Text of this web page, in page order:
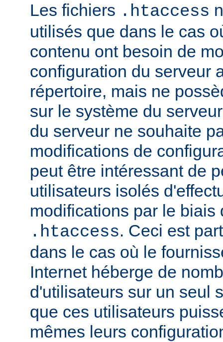
Les fichiers .htaccess
utilisés que dans le cas
contenu ont besoin de
configuration du serveur
répertoire, mais ne
sur le système du
du serveur ne souhaite
modifications de
peut être intéressant de
utilisateurs isolés
modifications par le biais
.htaccess. Ceci est
dans le cas où le
Internet héberge de
d'utilisateurs sur un seul
que ces utilisateurs
mêmes leurs